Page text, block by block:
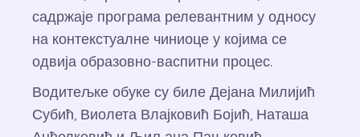
садржаје програма релевантним у односу
на контекстуалне чиниоце у којима се
одвија образовно-васпитни процес.
Водитељке обуке су биле Дејана Милијић
Субић, Виолета Влајковић Бојић, Наташа